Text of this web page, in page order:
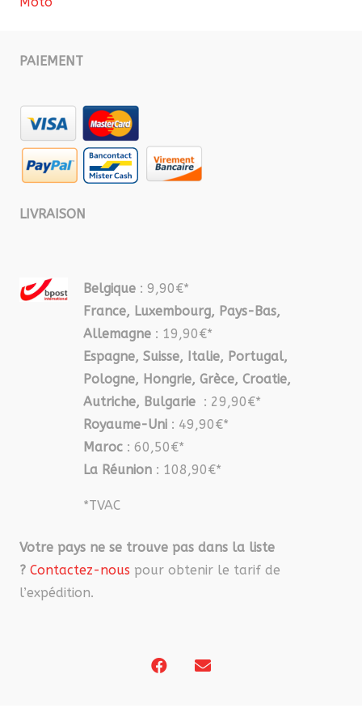
PAIEMENT
LIVRAISON
Belgique : 9,90€*
France, Luxembourg, Pays-Bas,
Allemagne : 19,90€*
Espagne, Suisse, Italie, Portugal,
Pologne, Hongrie, Grèce, Croatie,
Autriche, Bulgarie : 29,90€*
Royaume-Uni : 49,90€*
Maroc : 60,50€*
La Réunion : 108,90€*
*TVAC
Votre pays ne se trouve pas dans la liste
? Contactez-nous pour obtenir le tarif de
l’expédition.